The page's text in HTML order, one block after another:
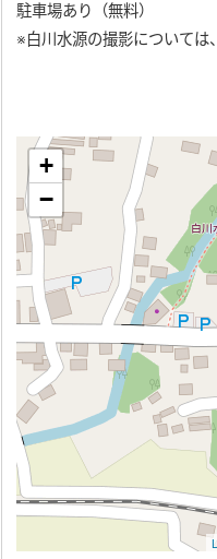
駐車場あり（無料）
※白川水源の撮影については、